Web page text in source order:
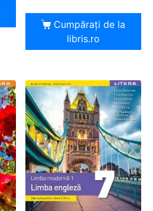
Cumpărați de la
libris.ro